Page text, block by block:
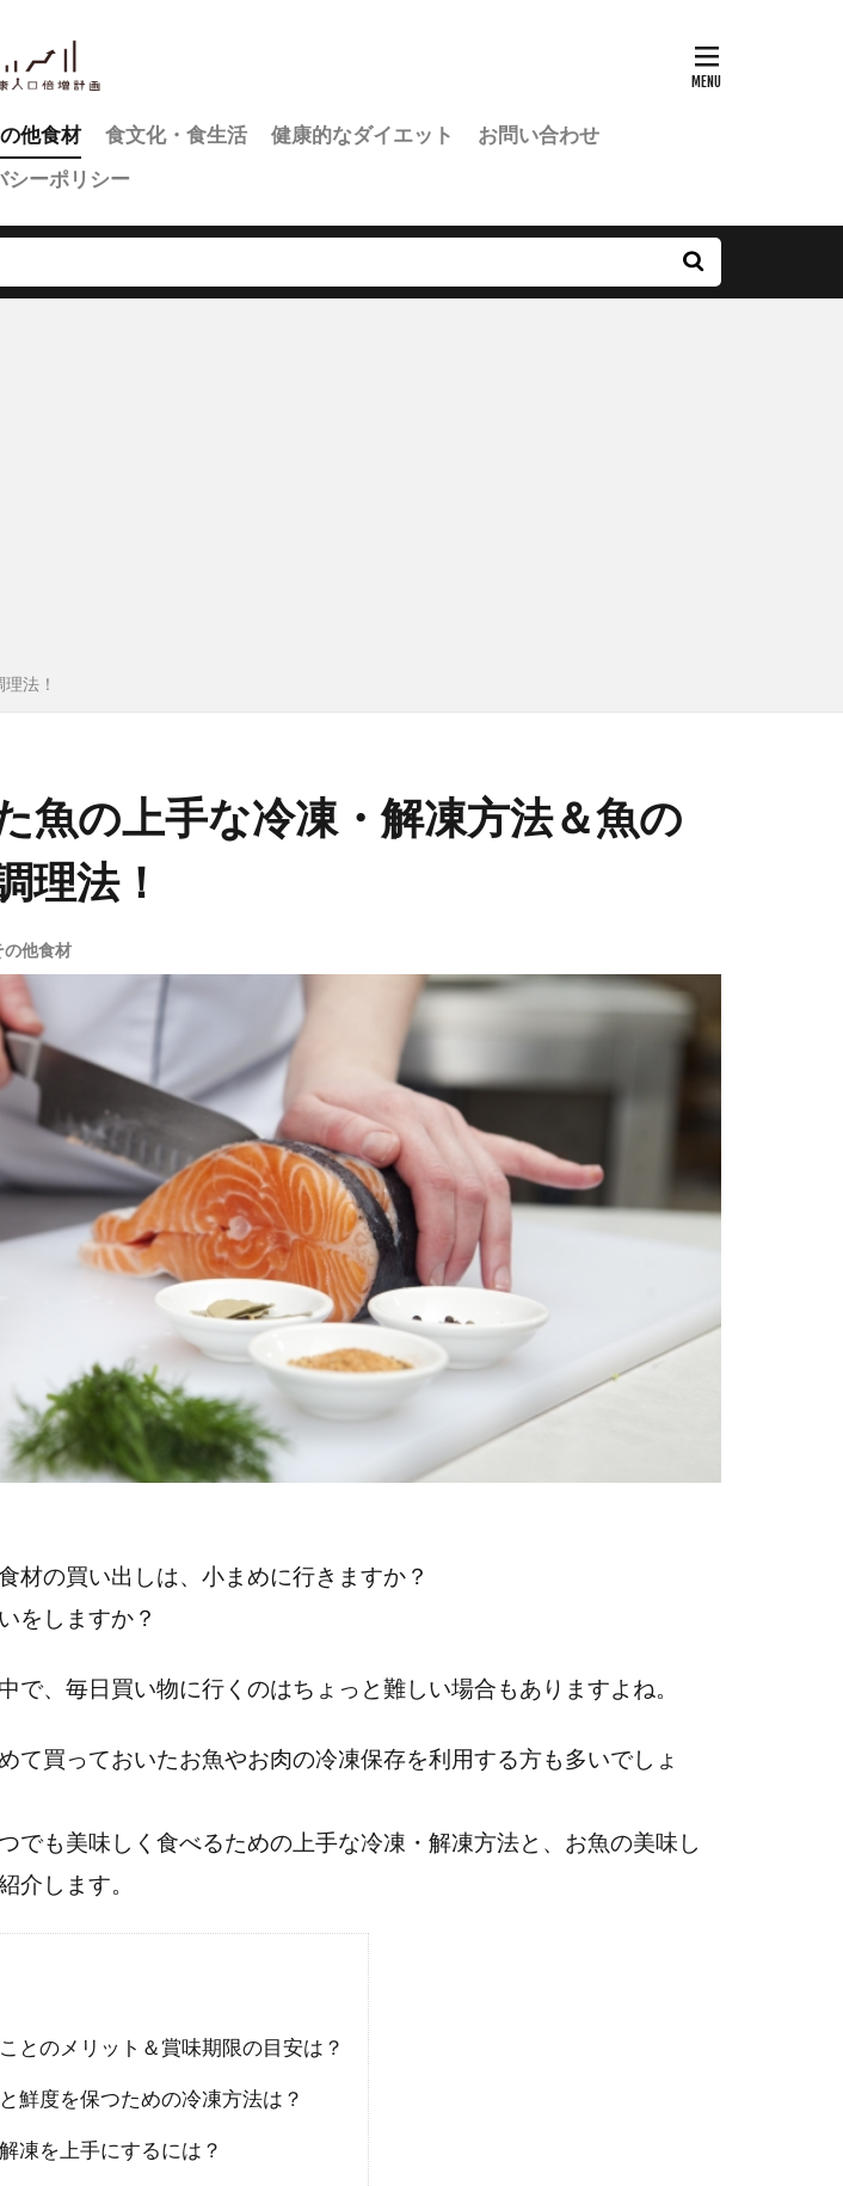
他食材 食文化・食生活 健康的なダイエット
お問い合わせ
シーポリシー
法！
魚の上手な冷凍・解凍方法＆魚の
理法！
の他食材
材の買い出しは、小まめに行きますか？
をしますか？
で、毎日買い物に行くのはちょっと難しい場合もありますよね。
て買っておいたお魚やお肉の冷凍保存を利用する方も多いでしょ
でも美味しく食べるための上手な冷凍・解凍方法と、お魚の美味し
介します。
とのメリット＆賞味期限の目安は？
鮮度を保つための冷凍方法は？
凍を上手にするには？